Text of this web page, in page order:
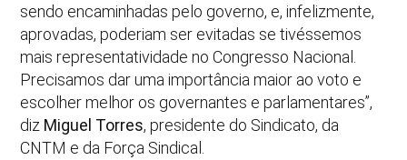
sendo encaminhadas pelo governo, e, infelizmente,
aprovadas, poderiam ser evitadas se tivéssemos
mais representatividade no Congresso Nacional.
Precisamos dar uma importância maior ao voto e
escolher melhor os governantes e parlamentares”,
diz Miguel Torres, presidente do Sindicato, da
CNTM e da Força Sindical.